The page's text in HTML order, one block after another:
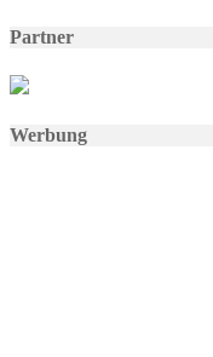
Partner
Werbung